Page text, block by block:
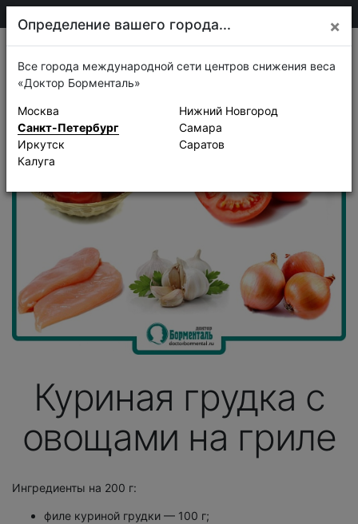
Рецепты
Куриная грудка с
овощами на гриле
Ингредиенты на 200 г:
филе куриной грудки — 100 г;
Определение вашего города... ×
Все города международной сети центров снижения веса
«Доктор Борменталь»
Москва
Санкт-Петербург
Иркутск
Калуга
Нижний Новгород
Самара
Саратов